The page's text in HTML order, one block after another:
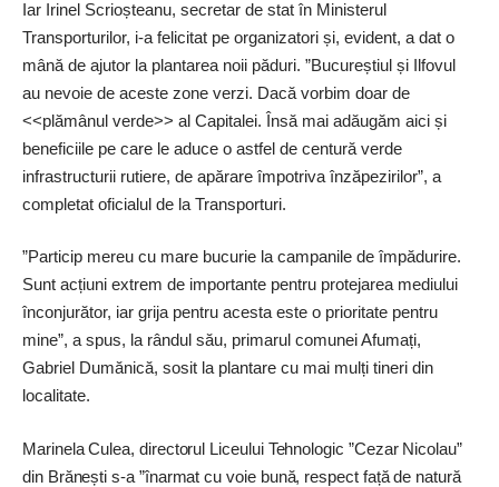
Iar Irinel Scrioșteanu, secretar de stat în Ministerul
Transporturilor, i-a felicitat pe organizatori și, evident, a dat o
mână de ajutor la plantarea noii păduri. ”Bucureștiul și Ilfovul
au nevoie de aceste zone verzi. Dacă vorbim doar de
<<plămânul verde>> al Capitalei. Însă mai adăugăm aici și
beneficiile pe care le aduce o astfel de centură verde
infrastructurii rutiere, de apărare împotriva înzăpezirilor”, a
completat oficialul de la Transporturi.
”Particip mereu cu mare bucurie la campanile de împădurire.
Sunt acțiuni extrem de importante pentru protejarea mediului
înconjurător, iar grija pentru acesta este o prioritate pentru
mine”, a spus, la rândul său, primarul comunei Afumați,
Gabriel Dumănică, sosit la plantare cu mai mulți tineri din
localitate.
Marinela Culea, directorul Liceului Tehnologic ”Cezar Nicolau”
din Brănești s-a ”înarmat cu voie bună, respect față de natură